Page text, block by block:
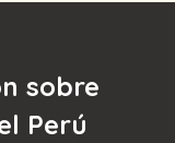
sobre
Perú